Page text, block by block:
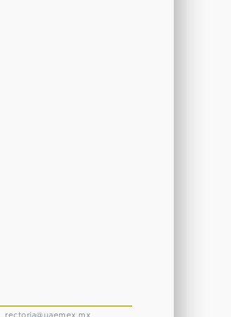
rectoria@uaemex.mx